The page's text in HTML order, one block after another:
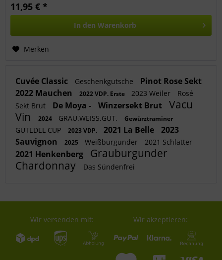
11,95 € *
In den Warenkorb
Merken
Cuvée Classic Geschenkgutsche
Pinot Rose Sekt
2022 Mauchen
2022 VDP. Erste 2023 Weiler
Rosé
Sekt Brut
De Moya - Winzersekt Brut
Vacu
Vin
2024 GRAU.WEISS.GUT. Gewürztraminer
GUTEDEL CUP 2023 VDP. 2021 La Belle
2023
Sauvignon
2025 Weißburgunder 2021 Schlatter
2021 Henkenberg
Grauburgunder
Chardonnay
Das Sündenfrei
Wir versenden mit: Wir akzeptieren: